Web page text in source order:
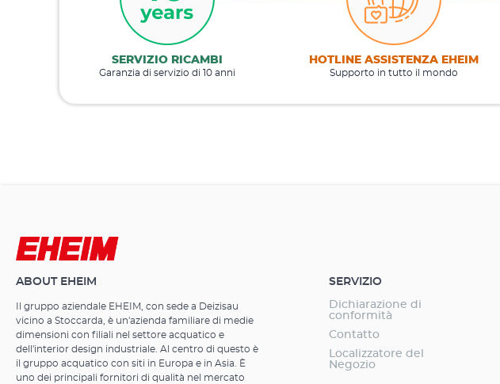
SERVIZIO RICAMBI
Garanzia di servizio di 10 anni
HOTLINE ASSISTENZA EHEIM
Supporto in tutto il mondo
ABOUT EHEIM
Il gruppo aziendale EHEIM, con sede a Deizisau
vicino a Stoccarda, è un'azienda familiare di medie
dimensioni con filiali nel settore acquatico e
dell'interior design industriale. Al centro di questo è
il gruppo acquatico con siti in Europa e in Asia. È
uno dei principali fornitori di qualità nel mercato
SERVIZIO
Dichiarazione di
conformità
Contatto
Localizzatore del
Negozio